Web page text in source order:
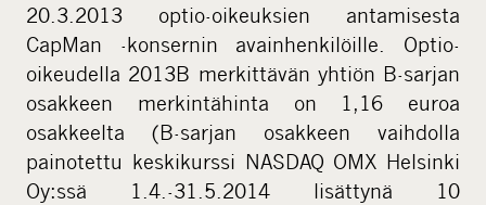
20.3.2013 optio-oikeuksien antamisesta
CapMan -konsernin avainhenkilöille. Optio-
oikeudella 2013B merkittävän yhtiön B-sarjan
osakkeen merkintähinta on 1,16 euroa
osakkeelta (B-sarjan osakkeen vaihdolla
painotettu keskikurssi NASDAQ OMX Helsinki
Oy:ssä 1.4.-31.5.2014 lisättynä 10